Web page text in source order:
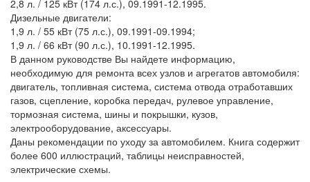
2,8 л. / 125 кВт (174 л.с.), 09.1991-12.1995.
Дизельные двигатели:
1,9 л. / 55 кВт (75 л.с.), 09.1991-09.1994;
1,9 л. / 66 кВт (90 л.с.), 10.1991-12.1995.
В данном руководстве Вы найдете информацию,
необходимую для ремонта всех узлов и агрегатов автомобиля:
двигатель, топливная система, система отвода отработавших
газов, сцепление, коробка передач, рулевое управление,
тормозная система, шины и покрышки, кузов,
электрооборудование, аксессуары.
Даны рекомендации по уходу за автомобилем. Книга содержит
более 600 иллюстраций, таблицы неисправностей,
электрические схемы.